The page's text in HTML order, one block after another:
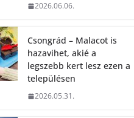
2026.06.06.
Csongrád – Malacot is
hazavihet, akié a
legszebb kert lesz ezen a
településen
2026.05.31.